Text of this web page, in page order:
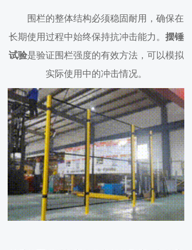
围栏的整体结构必须稳固耐用，确保在
长期使用过程中始终保持抗冲击能力。 摆锤
试验是验证围栏强度的有效方法，可以模拟
实际使用中的冲击情况。